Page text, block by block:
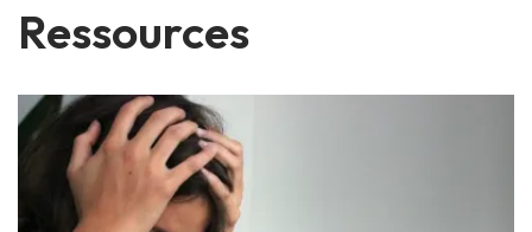
Ressources